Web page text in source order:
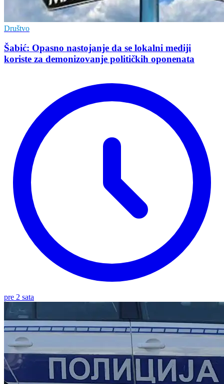
Društvo
Šabić: Opasno nastojanje da se lokalni mediji
koriste za demonizovanje političkih oponenata
pre 2 sata